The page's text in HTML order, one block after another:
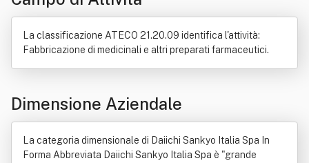
Esportazione
Settore primario
La classificazione ATECO 21.20.09 identifica l'attività:
Fabbricazione di medicinali e altri preparati farmaceutici.
Dimensione Aziendale
La categoria dimensionale di Daiichi Sankyo Italia Spa In
Forma Abbreviata Daiichi Sankyo Italia Spa è "grande